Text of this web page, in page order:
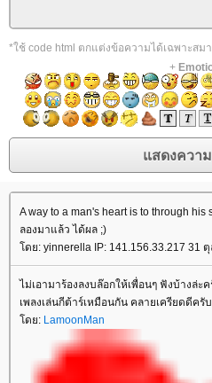
*ใช้ code html ตกแต่งข้อความได้เฉพาะสม
+
A way to a man's heart is to through his
ลองมาแล้ว ได้ผล ;)
โดย: yinnerella IP: 141.156.33.217 31
ไม่เอามาร้องลงบล๊อกให้เพื่อนๆ ฟังบ้างล่ะ
เพลงเล่นกีต้าร์เหมือนกัน คลายเครียดดีครับ
โดย: LamoonMan